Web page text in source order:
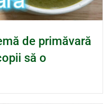
de primăvară
să o